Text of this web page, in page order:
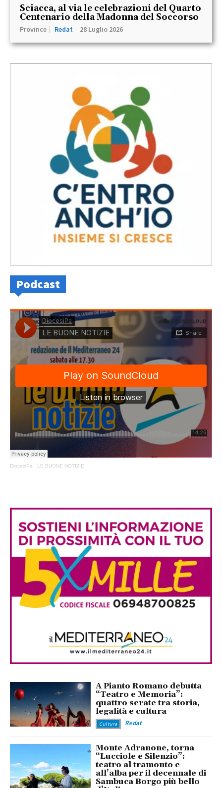
Sciacca, al via le celebrazioni del Quarto
Centenario della Madonna del Soccorso
Province Redat - 28 Luglio 2026
Podcast
DiocesiPa · LE BUONE NOTIZIE
A Pianto Romano debutta
“Teatro e Memoria”:
quattro serate tra storia,
legalità e cultura
Cultura Redat
Monte Adranone, torna
“Lucciole e Silenzio”:
teatro al tramonto e
all’alba per il decennale di
Sambuca Borgo più bello